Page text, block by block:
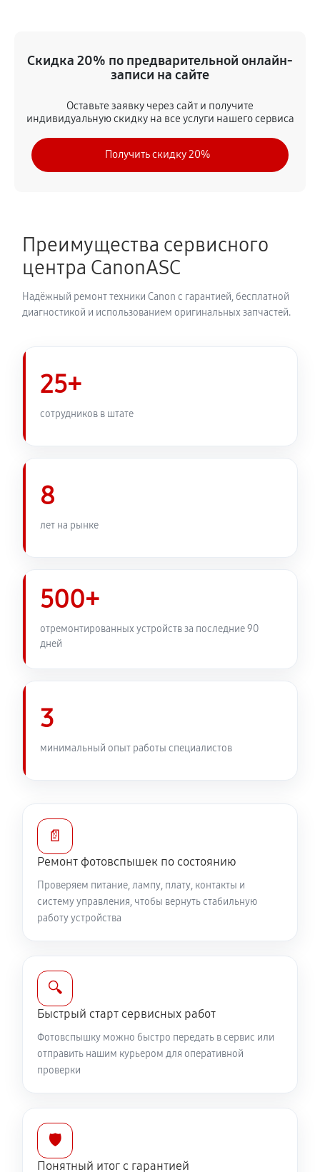
Замена ультразвукового мотора
60 минут
Скидка 20% по предварительной онлайн-
записи на сайте
Оставьте заявку через сайт и получите
индивидуальную скидку на все услуги нашего сервиса
Получить скидку 20%
Преимущества сервисного
центра CanonASC
Надёжный ремонт техники Canon с гарантией, бесплатной
диагностикой и использованием оригинальных запчастей.
25+
сотрудников в штате
8
лет на рынке
500+
отремонтированных устройств за последние 90
дней
3
минимальный опыт работы специалистов
📄
Ремонт фотовспышек по состоянию
Проверяем питание, лампу, плату, контакты и
систему управления, чтобы вернуть стабильную
работу устройства
🔍
Быстрый старт сервисных работ
Фотовспышку можно быстро передать в сервис или
отправить нашим курьером для оперативной
проверки
🛡️
Понятный итог с гарантией